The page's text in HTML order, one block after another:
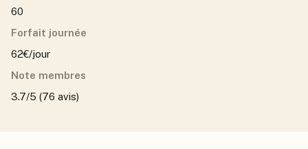
60
Forfait journée
62€/jour
Note membres
3.7/5 (76 avis)